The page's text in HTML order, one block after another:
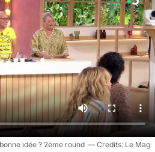
idée ? 2ème round
Le Mag